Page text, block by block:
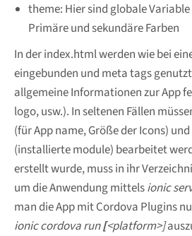
theme: Hier sind globale
Primäre und sekundäre Farben
In der index.html werden wie bei
eingebunden und meta tags
allgemeine Informationen zur App
logo, usw.). In seltenen Fällen
(für App name, Größe der Icons)
(installierte module) bearbeitet
erstellt wurde, muss in ihr
um die Anwendung mittelsionic
man die App mit Cordova Plugins
ionic cordova run[<platform>]